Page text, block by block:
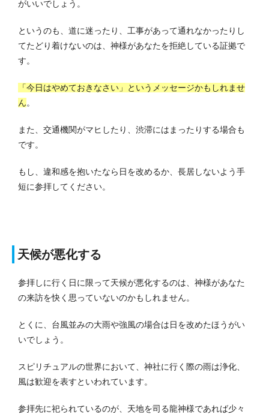
がいいでしょう。
というのも、道に迷ったり、工事があって通れなかったりし
てたどり着けないのは、神様があなたを拒絶している証拠で
す。
「今日はやめておきなさい」というメッセージかもしれませ
ん。
また、交通機関がマヒしたり、渋滞にはまったりする場合も
です。
もし、違和感を抱いたなら日を改めるか、長居しないよう手
短に参拝してください。
天候が悪化する
参拝しに行く日に限って天候が悪化するのは、神様があなた
の来訪を快く思っていないのかもしれません。
とくに、台風並みの大雨や強風の場合は日を改めたほうがい
いでしょう。
スピリチュアルの世界において、神社に行く際の雨は浄化、
風は歓迎を表すといわれています。
参拝先に祀られているのが、天地を司る龍神様であれば少々